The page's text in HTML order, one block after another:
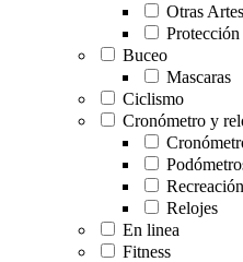
Otras
Buceo
Mascaras
Ciclismo
Cronómetro y
Recreación
Relojes
En linea
Fitness